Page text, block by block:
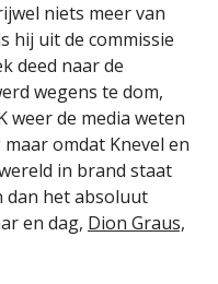
niets meer van
hij uit de commissie
deed naar de
wegens te dom,
weer de media weten
omdat Knevel en
in brand staat
dan het absoluut
en dag, Dion Graus,